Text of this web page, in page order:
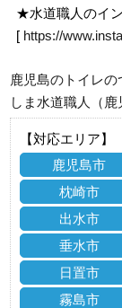
★水道職人のイ
[ https://
鹿児島のトイレ
しま水道職人（鹿
【対応エリア】
鹿児島市
枕崎市
出水市
垂水市
日置市
霧島市